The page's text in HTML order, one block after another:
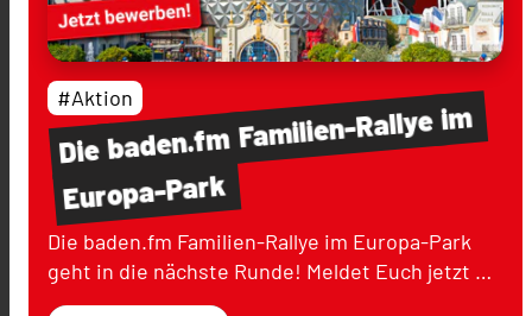
Diebaden.fmFamilien-Rallyeim
Europa-Park
#Aktion
Die baden.fm Familien-Rallye im Europa-Park
geht in die nächste Runde! Meldet Euch jetzt …